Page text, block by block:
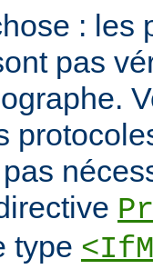
: les
pas
type